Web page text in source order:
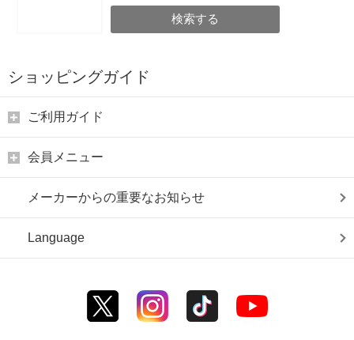
検索する
ショッピングガイド
ご利用ガイド
会員メニュー
メーカーからの重要なお知らせ
Language